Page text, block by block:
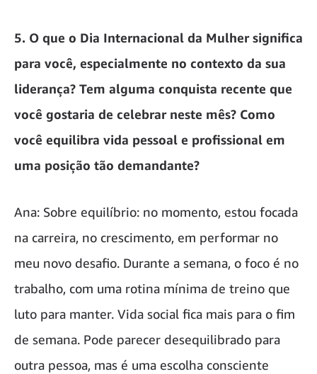
5. O que o Dia Internacional da Mulher significa
para você, especialmente no contexto da sua
liderança? Tem alguma conquista recente que
você gostaria de celebrar neste mês? Como
você equilibra vida pessoal e profissional em
uma posição tão demandante?
Ana: Sobre equilíbrio: no momento, estou focada
na carreira, no crescimento, em performar no
meu novo desafio. Durante a semana, o foco é no
trabalho, com uma rotina mínima de treino que
luto para manter. Vida social fica mais para o fim
de semana. Pode parecer desequilibrado para
outra pessoa, mas é uma escolha consciente